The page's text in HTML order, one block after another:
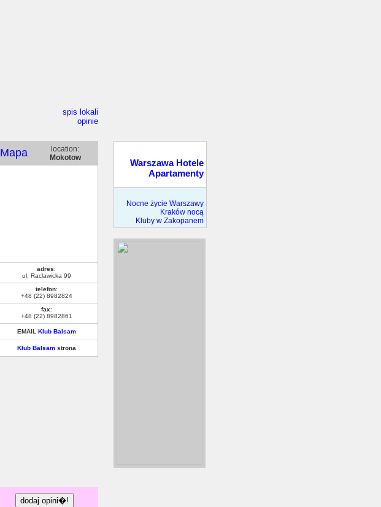
spis lokali
opinie
Mapa
location:
Mokotow
adres:
ul. Raclawicka 99
telefon:
+48 (22) 8982824
fax:
+48 (22) 8982861
EMAIL Klub Balsam
Klub Balsamstrona
Warszawa Hotele
Apartamenty
Nocne życie Warszawy
Kraków nocą
Kluby w Zakopanem